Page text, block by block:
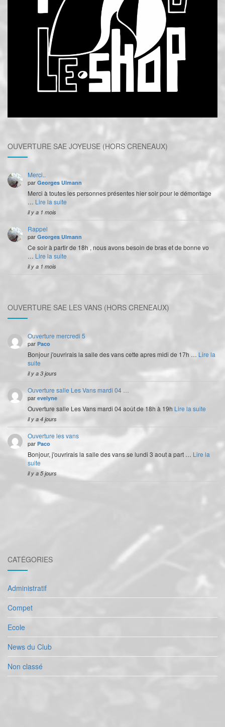
OUVERTURE SAE JOYEUSE (HORS CRENEAUX)
Merci..
par Georges Ulmann
Merci à toutes les personnes présentes hier soir pour le démontage
… Lire la suite
il y a 1 mois
Rappel
par Georges Ulmann
Ce soir à partir de 18h , nous avons besoin de bras et de bonne vo
… Lire la suite
il y a 1 mois
OUVERTURE SAE LES VANS (HORS CRENEAUX)
Ouverture mercredi 5
par Paco
Bonjour j'ouvrirais la salle des vans cette apres midi de 17h … Lire la
suite
il y a 3 jours
Ouverture salle Les Vans mardi 04 …
par evelyne
Ouverture salle Les Vans mardi 04 août de 18h à 19h Lire la suite
il y a 4 jours
Ouverture les vans
par Paco
Bonjour, j'ouvrirais la salle des vans se lundi 3 aout a part … Lire la
suite
il y a 5 jours
CATÉGORIES
Administratif
Compet
Ecole
News du Club
Non classé